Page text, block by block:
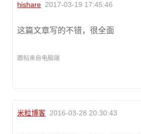
hishare 2017-03-19 17:45:46
这篇文章写的不错，很全面
跟帖来自电脑端
米粒博客 2016-03-28 20:30:43